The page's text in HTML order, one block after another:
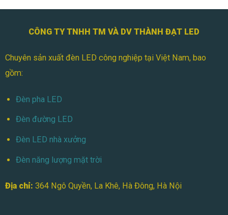
Sân
Đá
CÔNG TY TNHH TM VÀ DV THÀNH ĐẠT LED
Chuyên sản xuất đèn LED công nghiệp tại Việt Nam, bao
gồm:
Đèn pha LED
Đèn đường LED
Đèn LED nhà xưởng
Đèn năng lượng mặt trời
Địa chỉ: 364 Ngô Quyền, La Khê, Hà Đông, Hà Nội